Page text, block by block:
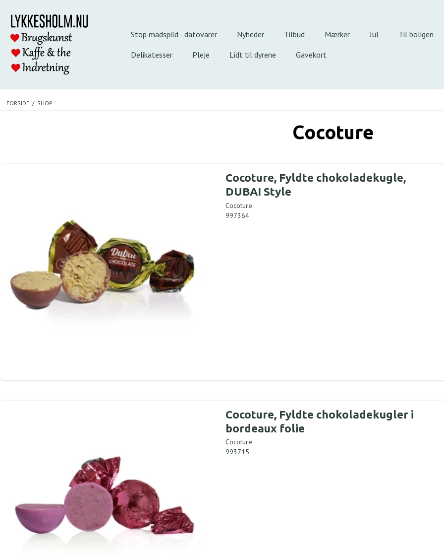
Stop madspild - datovarer Nyheder Tilbud Mærker Jul Til boligen
Delikatesser Pleje Lidt til dyrene Gavekort
FORSIDE / SHOP
Cocoture
Cocoture, Fyldte chokoladekugle,
DUBAI Style
Cocoture
997364
Cocoture, Fyldte chokoladekugler i
bordeaux folie
Cocoture
993715